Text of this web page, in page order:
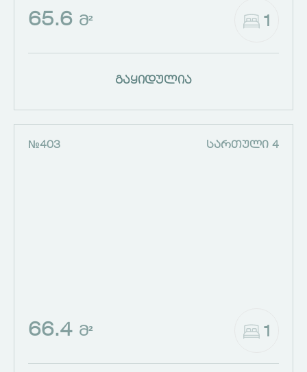
65.6 Მ² 1
გაყიდულია
№403 ᲡᲐᲠᲗᲣᲚᲘ 4
66.4 Მ² 1